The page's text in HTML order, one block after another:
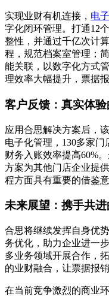
实现业财有机连接， 电
字化闭环管理。打通12
整性，并通过千亿次计
程，规范档案室管理；
能关联，以数字化方式
理效率大幅提升，票据
客户反馈：真实体
应用合思解决方案后，
电子化管理，130多家门
财务入账效率提高60%
方案为其他门店企业提
程方面具有重要的借鉴意
未来展望：携手共
合思将继续发挥自身优
务优化，助力企业进一
多业务领域开展合作，
的业财融合，让票据报
在当前竞争激烈的商业